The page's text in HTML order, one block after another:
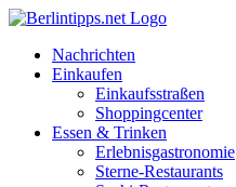
Zum
springenNachrichten
Einkaufen
Einkaufsstraßen
Shoppingcenter
Essen & Trinken
Erlebnisgastronomie
Sterne-Restaurants